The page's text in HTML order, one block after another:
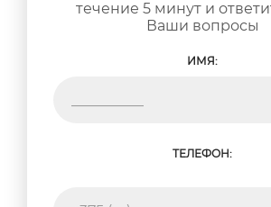
течение 5 минут и
Ваши вопросы
ИМЯ:
ТЕЛЕФОН: